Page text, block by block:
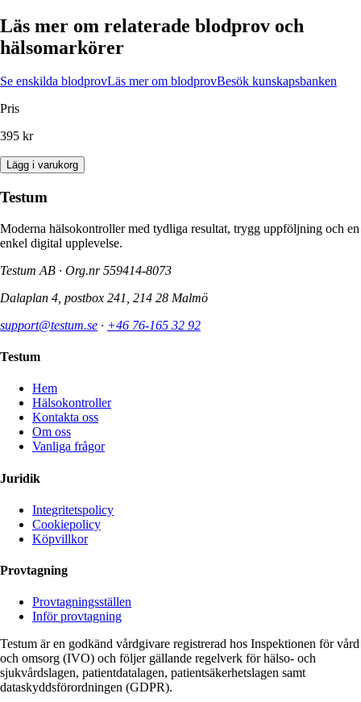
Läs mer om relaterade blodprov och
hälsomarkörer
Se enskilda blodprovLäs mer om blodprovBesök kunskapsbanken
Pris
395 kr
Lägg i varukorg
Testum
Moderna hälsokontroller med tydliga resultat, trygg uppföljning och en
enkel digital upplevelse.
Testum AB · Org.nr559414-8073
Dalaplan 4, postbox 241, 214 28 Malmö
support@testum.se · +46 76-165 32 92
Testum
Hem
Hälsokontroller
Kontakta oss
Om oss
Vanliga frågor
Juridik
Integritetspolicy
Cookiepolicy
Köpvillkor
Provtagning
Provtagningsställen
Inför provtagning
Testum är en godkänd vårdgivare registrerad hos Inspektionen för vård
och omsorg (IVO) och följer gällande regelverk för hälso- och
sjukvårdslagen, patientdatalagen, patientsäkerhetslagen samt
dataskyddsförordningen (GDPR).